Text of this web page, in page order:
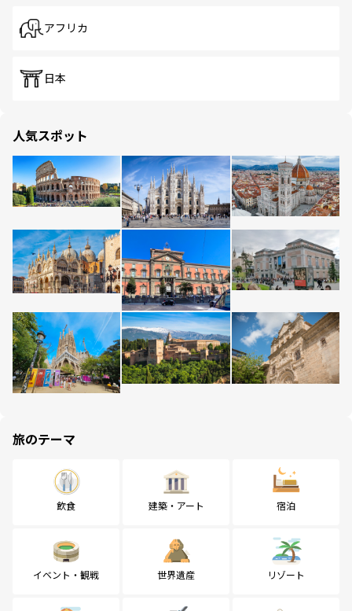
アフリカ
日本
人気スポット
旅のテーマ
飲食 建築・アート 宿泊
イベント・観戦 世界遺産 リゾート